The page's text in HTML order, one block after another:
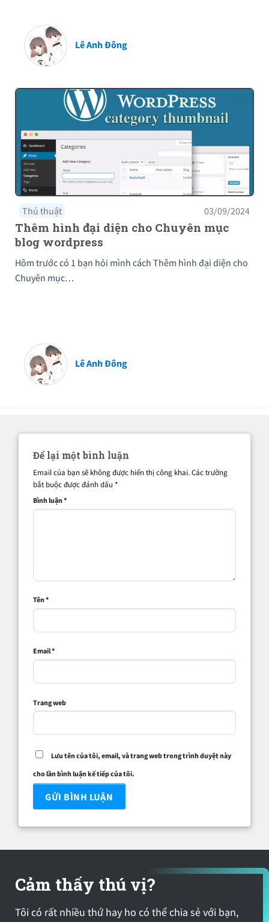
Lê Anh Đông
Thủ thuật 03/09/2024
Thêm hình đại diện cho Chuyên mục
blog wordpress
Hôm trước có 1 bạn hỏi mình cách Thêm hình đại diện cho
Chuyên mục…
Lê Anh Đông
Để lại một bình luận
Email của bạn sẽ không được hiển thị công khai.Các trường
bắt buộc được đánh dấu *
Bình luận*
Tên*
Email*
Trang web
Lưu tên của tôi, email, và trang web trong trình duyệt này
cho lần bình luận kế tiếp của tôi.
Cảm thấy thú vị?
Tôi có rất nhiều thứ hay ho có thể chia sẻ với bạn,